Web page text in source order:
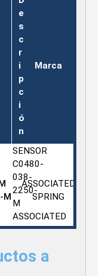
e
s
c
r
i
p
c
i
ó
n
Marca
M
SENSOR
C0480-
038-
2250-
M
ASSOCIATED
SPRING
ASSOCIATED
SPRING
a